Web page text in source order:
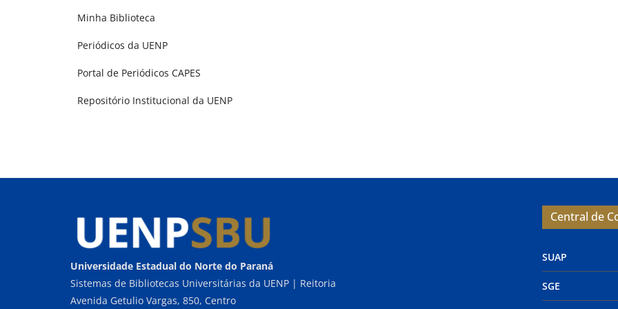
Minha Biblioteca
Periódicos da UENP
Portal de Periódicos CAPES
Repositório Institucional da UENP
Universidade Estadual do Norte do Paraná
Sistemas de Bibliotecas Universitárias da UENP | Reitoria
Avenida Getulio Vargas, 850, Centro
Central de
SUAP
SGE